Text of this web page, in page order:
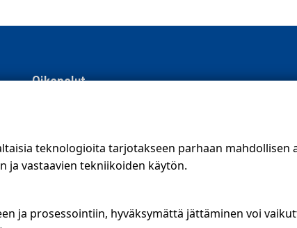
Oikopolut
Hae töitä
Blogi
teknologioita tarjotakseen parhaan mahdollisen
ja vastaavien tekniikoiden käytön.
ja prosessointiin, hyväksymättä jättäminen voi